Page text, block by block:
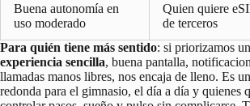
Buena autonomía en
uso moderado
Quien quiere
de terceros
Para quién tiene más sentido: si priorizamos
experiencia sencilla, buena pantalla,
llamadas manos libres, nos encaja de lleno. Es
redonda para el gimnasio, el día a día y quienes